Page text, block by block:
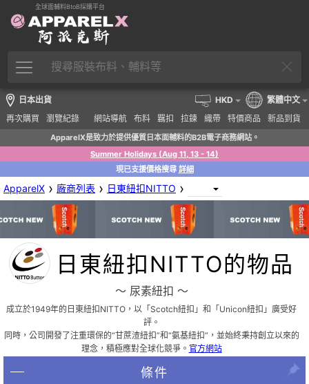
全球面輔料BtoB採購平台
日本出貨
再次購買
瀏覽紀錄 網站導航 布料 羈扣 拉鍊 織帶 特價商品 新品到貨
HKD 繁體中文
ApparelX是致力於提供優質日本面輔料的B2B電子商務網站。
Summer Holidays (Aug 11, 13 - 14)
現已支援價格搜尋 詳細
ApparelX › 廠商列表 › 日東紐扣NITTO ›
日東紐扣NITTO的物品
〜 尿素紐扣 〜
成立於1949年的日東紐扣NITTO，以「Scotch紐扣」和「Unicon紐扣」廣受好
評。
同時，公司開發了注重環保的“甘蔗渣紐扣”和“氨基紐扣”，並始終秉持創立以來的
理念，積極應對全球化競爭。 官方網站
條件